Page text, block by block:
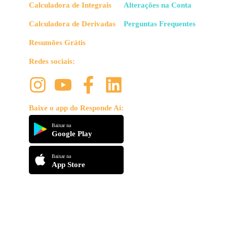
Calculadora de Integrais
Calculadora de Derivadas
Resumões Grátis
Redes sociais:
Baixe o app do Responde Aí:
Baixar na
Google Play
Baixar na
App Store
Alterações na Conta
Perguntas Frequentes